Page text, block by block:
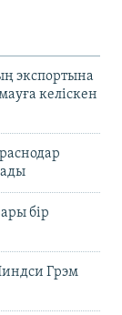
экспортына
келіскен
бір
Грэм